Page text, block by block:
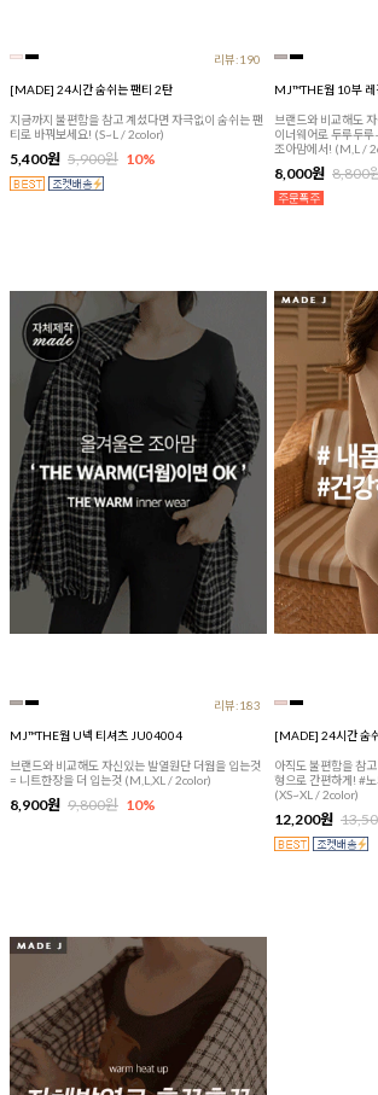
리뷰:190
[MADE] 24시간 숨쉬는 팬티 2탄
지금까지 불편함을 참고 계셨다면 자극없이 숨쉬는 팬
티로 바꿔보세요! (S~L / 2color)
5,400원 5,900원 10%
MJ™THE웜 10부
브랜드와 비교해도
이너웨어로 두루두
조아맘에서! (M,L /
8,000원 8,800
리뷰:183
MJ™THE웜 U넥 티셔츠 JU04004
브랜드와 비교해도 자신있는 발열원단 더웜을 입는것
= 니트한장을 더 입는것 (M,L,XL / 2color)
8,900원 9,800원 10%
[MADE] 24시간 숨
아직도 불편함을 참
형으로 간편하게! #
(XS~XL / 2color)
12,200원